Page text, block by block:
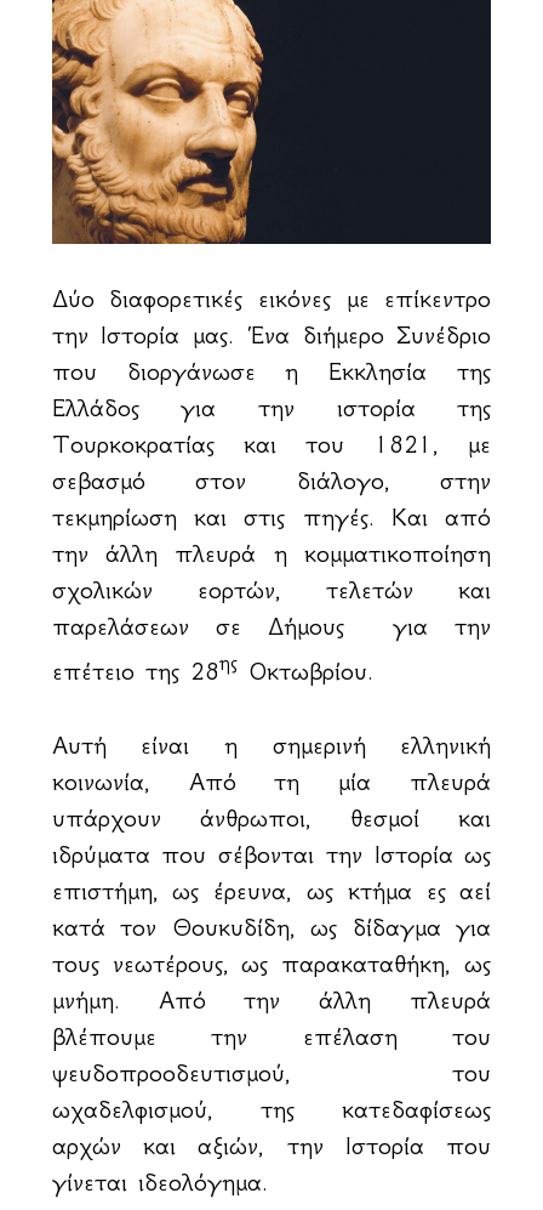
Δύο διαφορετικές εικόνες με επίκεντρο
την Ιστορία μας. Ένα διήμερο Συνέδριο
που διοργάνωσε η Εκκλησία της
Ελλάδος για την ιστορία της
Τουρκοκρατίας και του 1821, με
σεβασμό στον διάλογο, στην
τεκμηρίωση και στις πηγές. Και από
την άλλη πλευρά η κομματικοποίηση
σχολικών εορτών, τελετών και
παρελάσεων σε Δήμους για την
επέτειο της 28ης Οκτωβρίου.
Αυτή είναι η σημερινή ελληνική
κοινωνία, Από τη μία πλευρά
υπάρχουν άνθρωποι, θεσμοί και
ιδρύματα που σέβονται την Ιστορία ως
επιστήμη, ως έρευνα, ως κτήμα ες αεί
κατά τον Θουκυδίδη, ως δίδαγμα για
τους νεωτέρους, ως παρακαταθήκη, ως
μνήμη. Από την άλλη πλευρά
βλέπουμε την επέλαση του
ψευδοπροοδευτισμού, του
ωχαδελφισμού, της κατεδαφίσεως
αρχών και αξιών, την Ιστορία που
γίνεται ιδεολόγημα.